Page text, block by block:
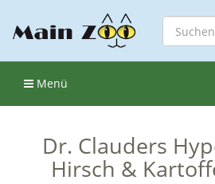
Menü
Dr. Clauders
Hirsch &